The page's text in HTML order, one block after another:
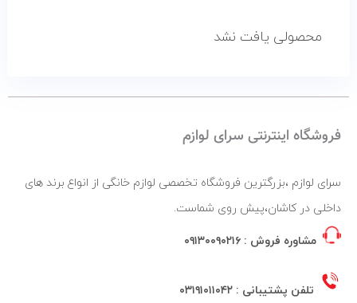
محصولی یافت نشد
فروشگاه اینترنتی سرای لوازم
سرای لوازم ،بزرگترین فروشگاه تخصصی لوازم خانگی از انواع برند های
داخلی در کاشان،پیش روی شماست.
مشاوره فروش : ۰۹۱۳۰۰۹۰۲۱۶
تلفن پشتیبانی : ۰۳۱۹۱۰۱۱۰۴۲